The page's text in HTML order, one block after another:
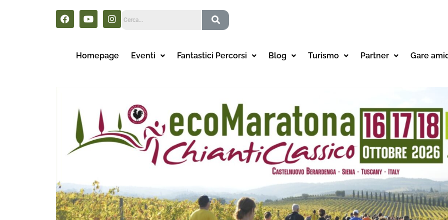
Homepage Eventi Fantastici Percorsi Blog Turismo Partner Gare